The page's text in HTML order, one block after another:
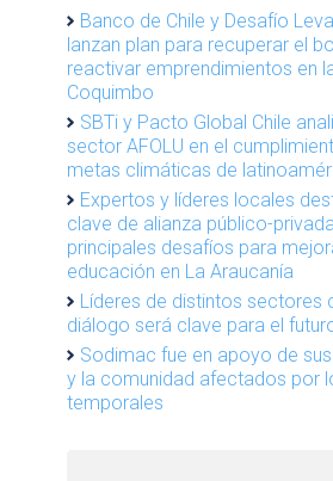
Banco de Chile y Desafío
lanzan plan para recuperar el
reactivar emprendimientos en
Coquimbo
SBTi y Pacto Global Chile
sector AFOLU en el
metas climáticas de
Expertos y líderes locales
clave de alianza público-
principales desafíos para
educación en La Araucanía
Líderes de distintos sectores
diálogo será clave para el
Sodimac fue en apoyo de
y la comunidad afectados por
temporales